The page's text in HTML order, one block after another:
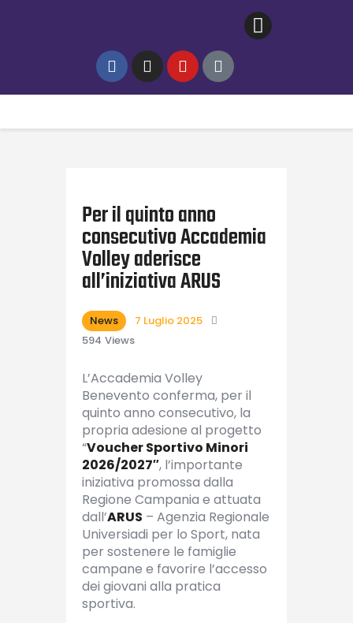
News
Per il quinto anno
consecutivo Accademia
Volley aderisce
all’iniziativa ARUS
News
7 Luglio 2025
594 Views
L’Accademia Volley
Benevento conferma, per il
quinto anno consecutivo, la
propria adesione al progetto
“Voucher Sportivo Minori
2026/2027″, l’importante
iniziativa promossa dalla
Regione Campania e attuata
dall’ARUS – Agenzia Regionale
Universiadi per lo Sport, nata
per sostenere le famiglie
campane e favorire l’accesso
dei giovani alla pratica
sportiva.